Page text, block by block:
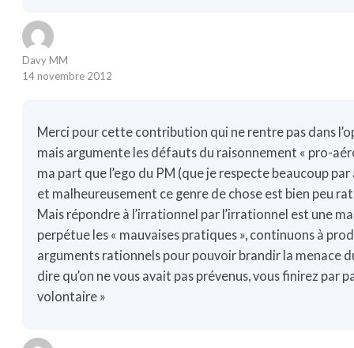
Davy MM
14 novembre 2012
Merci pour cette contribution qui ne rentre pas dans
mais argumente les défauts du raisonnement « pro-
ma part que l’ego du PM (que je respecte beaucoup
et malheureusement ce genre de chose est bien peu
Mais répondre à l’irrationnel par l’irrationnel est une
perpétue les « mauvaises pratiques », continuons à
arguments rationnels pour pouvoir brandir la menace
dire qu’on ne vous avait pas prévenus, vous finirez par
volontaire »